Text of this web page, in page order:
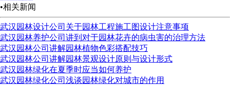
•相关新闻
武汉园林设计公司关于园林工程施工图设计注意事项
武汉园林养护公司讲到对于园林花卉的病虫害的治理方法
武汉园林公司讲解园林植物色彩搭配技巧
武汉园林公司讲解园林景观设计原则与设计形式
武汉园林绿化在夏季时应当如何养护
武汉园林绿化公司浅谈园林绿化对城市的作用